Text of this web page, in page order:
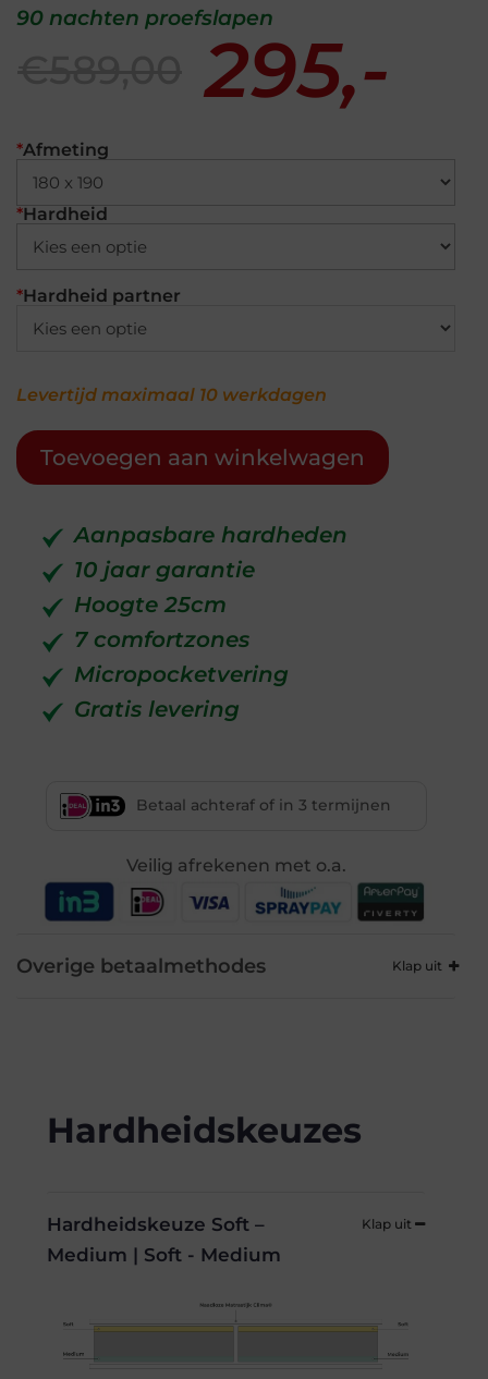
90 nachten proefslapen
295,-
*Afmeting
*Hardheid
*Hardheid partner
Levertijd maximaal 10 werkdagen
Toevoegen aan winkelwagen
Aanpasbare hardheden
10 jaar garantie
Hoogte 25cm
7 comfortzones
Micropocketvering
Gratis levering
Betaal achteraf of in 3 termijnen
Veilig afrekenen met o.a.
Overige betaalmethodes
Hardheidskeuzes
Hardheidskeuze Soft –
Medium | Soft - Medium